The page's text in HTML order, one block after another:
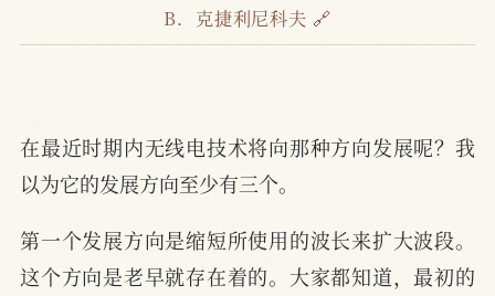
B．克捷利尼科夫 🔗
在最近时期内无线电技术将向那种方向发展呢？我
以为它的发展方向至少有三个。
第一个发展方向是缩短所使用的波长来扩大波段。
这个方向是老早就存在着的。大家都知道，最初的